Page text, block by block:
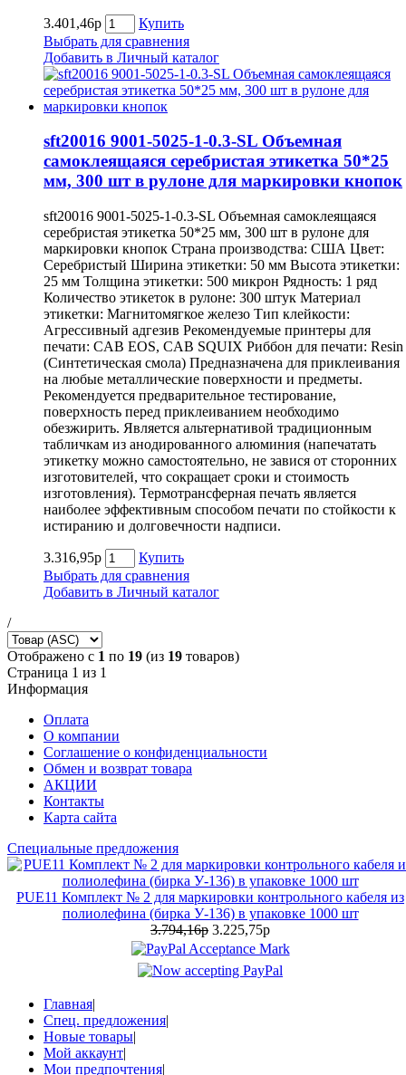
3.401,46р
Купить
Выбрать для сравнения
Добавить в Личный каталог
sft20016 9001-5025-1-0.3-SL Объемная
самоклеящаяся серебристая этикетка 50*25
мм, 300 шт в рулоне для маркировки кнопок
sft20016 9001-5025-1-0.3-SL Объемная самоклеящаяся
серебристая этикетка 50*25 мм, 300 шт в рулоне для
маркировки кнопок Страна производства: США Цвет:
Серебристый Ширина этикетки: 50 мм Высота этикетки:
25 мм Толщина этикетки: 500 микрон Рядность: 1 ряд
Количество этикеток в рулоне: 300 штук Материал
этикетки: Магнитомягкое железо Тип клейкости:
Агрессивный адгезив Рекомендуемые принтеры для
печати: CAB EOS, CAB SQUIX Риббон для печати: Resin
(Синтетическая смола) Предназначена для приклеивания
на любые металлические поверхности и предметы.
Рекомендуется предварительное тестирование,
поверхность перед приклеиванием необходимо
обезжирить. Является альтернативой традиционным
табличкам из анодированного алюминия (напечатать
этикетку можно самостоятельно, не завися от сторонних
изготовителей, что сокращает сроки и стоимость
изготовления). Термотрансферная печать является
наиболее эффективным способом печати по стойкости к
истиранию и долговечности надписи.
3.316,95р
Купить
Выбрать для сравнения
Добавить в Личный каталог
/
Отображено с 1 по 19 (из 19 товаров)
Страница 1 из 1
Информация
Оплата
О компании
Соглашение о конфиденциальности
Обмен и возврат товара
АКЦИИ
Контакты
Карта сайта
Специальные предложения
PUE11 Комплект № 2 для маркировки контрольного кабеля из
полиолефина (бирка У-136) в упаковке 1000 шт
3.794,16р 3.225,75р
Главная|
Спец. предложения|
Новые товары|
Мой аккаунт|
Мои предпочтения|